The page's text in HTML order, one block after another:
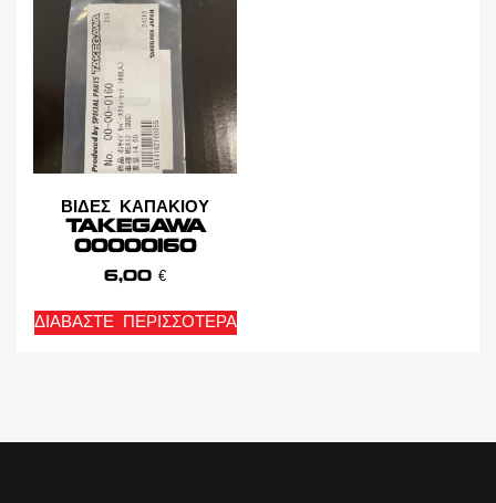
ΒΙΔΕΣ ΚΑΠΑΚΙΟΥ
TAKEGAWA
00000160
6,00 €
ΔΙΑΒΆΣΤΕ ΠΕΡΙΣΣΌΤΕΡΑ